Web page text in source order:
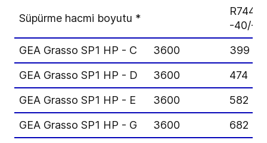
Süpürme hacmi boyutu *
R744,
-40/-
GEA Grasso SP1 HP - C
3600
399
GEA Grasso SP1 HP - D
3600
474
GEA Grasso SP1 HP - E
3600
582
GEA Grasso SP1 HP - G
3600
682